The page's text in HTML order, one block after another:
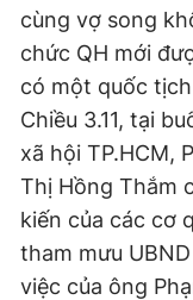
cùng vợ song
chức QH mới
có một quốc
Chiều 3.11, tại
xã hội TP.HCM,
Thị Hồng Thắm
kiến của các cơ
tham mưu
việc của ông